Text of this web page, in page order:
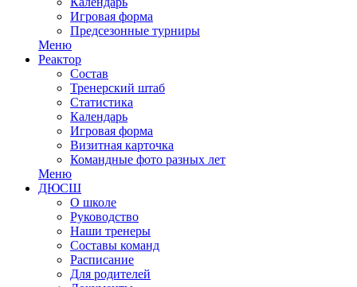
Игровая форма
Предсезонные турниры
Меню
Реактор
Состав
Тренерский штаб
Статистика
Календарь
Игровая форма
Визитная карточка
Командные фото разных лет
Меню
ДЮСШ
О школе
Руководство
Наши тренеры
Составы команд
Расписание
Для родителей